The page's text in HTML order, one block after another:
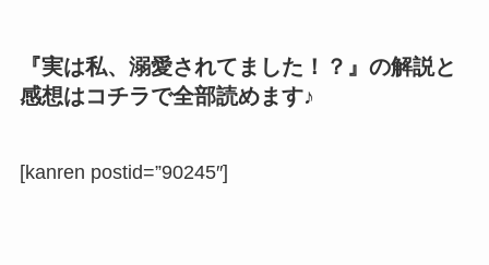
『実は私、溺愛されてました！？』の解説と
感想はコチラで全部読めます♪
[kanren postid=”90245″]